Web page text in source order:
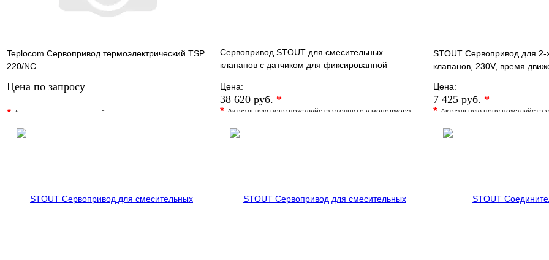
Teplocom Сервопривод термоэлектрический TSP
220/NC
Цена по запросу
*Актуальную цену пожалуйста уточните у менеджера
В избранное
Сервопривод STOUT для смесительных
клапанов с датчиком для фиксированной
Цена:
38 620 руб. *
*Актуальную цену пожалуйста уточните у менеджера
В избранное
STOUT Сервопривод для 2-
клапанов, 230V, время
Цена:
7 425 руб. *
*Актуальную цену пожалуйста
В избранное